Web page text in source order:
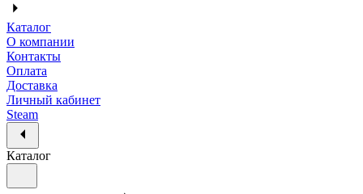
Каталог
О компании
Контакты
Оплата
Доставка
Личный кабинет
Steam
Каталог